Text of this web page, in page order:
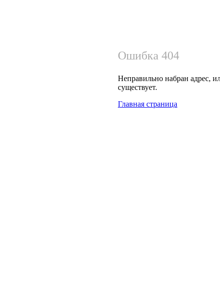
Ошибка 404
Неправильно набран адрес,
существует.
Главная страница